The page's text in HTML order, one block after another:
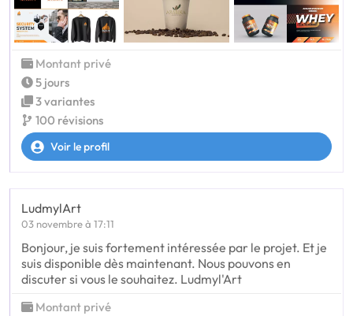
Montant privé
5 jours
3 variantes
100 révisions
Voir le profil
LudmylArt
03 novembre à 17:11
Bonjour, je suis fortement intéressée par le projet. Et je
suis disponible dès maintenant. Nous pouvons en
discuter si vous le souhaitez. Ludmyl'Art
Montant privé